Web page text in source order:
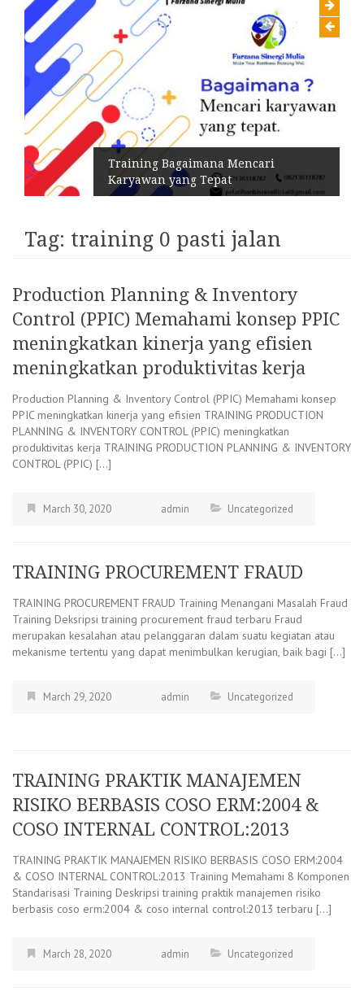
Training Bagaimana Mencari
Karyawan yang Tepat
Tag: training 0 pasti jalan
Production Planning & Inventory
Control (PPIC) Memahami konsep PPIC
meningkatkan kinerja yang efisien
meningkatkan produktivitas kerja
Production Planning & Inventory Control (PPIC) Memahami konsep
PPIC meningkatkan kinerja yang efisien TRAINING PRODUCTION
PLANNING & INVENTORY CONTROL (PPIC) meningkatkan
produktivitas kerja TRAINING PRODUCTION PLANNING & INVENTORY
CONTROL (PPIC) […]
March 30, 2020 admin Uncategorized
TRAINING PROCUREMENT FRAUD
TRAINING PROCUREMENT FRAUD Training Menangani Masalah Fraud
Training Deksripsi training procurement fraud terbaru Fraud
merupakan kesalahan atau pelanggaran dalam suatu kegiatan atau
mekanisme tertentu yang dapat menimbulkan kerugian, baik bagi […]
March 29, 2020 admin Uncategorized
TRAINING PRAKTIK MANAJEMEN
RISIKO BERBASIS COSO ERM:2004 &
COSO INTERNAL CONTROL:2013
TRAINING PRAKTIK MANAJEMEN RISIKO BERBASIS COSO ERM:2004
& COSO INTERNAL CONTROL:2013 Training Memahami 8 Komponen
Standarisasi Training Deskripsi training praktik manajemen risiko
berbasis coso erm:2004 & coso internal control:2013 terbaru […]
March 28, 2020 admin Uncategorized